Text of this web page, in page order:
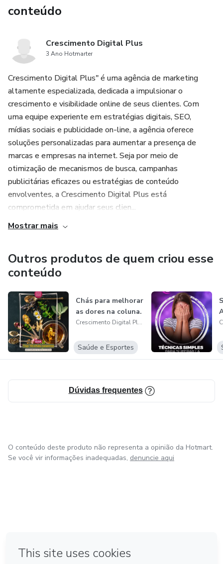
boa postura no dia a dia, evitando o retorno das dores nas
Consistência e Bem-Estar: Descubra como a consistência
na prática desses exercícios pode transformar sua
das atividades que gosta.
Autocuidado: Assuma o controle de sua saúde e bem-
estar. Este eBook oferece as ferramentas necessárias para
cuidar da sua coluna sem depender constantemente de
medicamentos ou procedimentos invasivos.
Se você está cansado de viver com dores nas costas e
quer recuperar uma vida ativa e saudável, "21 Exercícios
Para Aliviar as Dores na Coluna" é o seu guia essencial.
Comece sua jornada rumo a uma coluna livre de dores hoje
conteúdo
Crescimento Digital Plus
3 Ano Hotmarter
Crescimento Digital Plus" é uma agência de marketing
altamente especializada, dedicada a impulsionar o
crescimento e visibilidade online de seus clientes. Com
uma equipe experiente em estratégias digitais, SEO,
mídias sociais e publicidade on-line, a agência oferece
soluções personalizadas para aumentar a presença de
marcas e empresas na internet. Seja por meio de
otimização de mecanismos de busca, campanhas
publicitárias eficazes ou estratégias de conteúdo
envolventes, a Crescimento Digital Plus está
comprometida em ajudar seus clien...
Mostrar mais
Outros produtos de quem criou esse
conteúdo
Chás para melhorar
as dores na coluna.
Crescimento Digital Plus
Saúde e Esportes
Dúvidas frequentes
O conteúdo deste produto não representa a opinião da Hotmart.
Se você vir informações inadequadas, denuncie aqui
Feito com ❤ em Bogotá